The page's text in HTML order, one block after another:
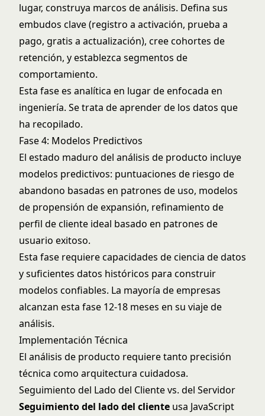
lugar, construya marcos de análisis. Defina sus
embudos clave (registro a activación, prueba a
pago, gratis a actualización), cree cohortes de
retención, y establezca segmentos de
comportamiento.
Esta fase es analítica en lugar de enfocada en
ingeniería. Se trata de aprender de los datos que
ha recopilado.
Fase 4: Modelos Predictivos
El estado maduro del análisis de producto incluye
modelos predictivos: puntuaciones de riesgo de
abandono basadas en patrones de uso, modelos
de propensión de expansión, refinamiento de
perfil de cliente ideal basado en patrones de
usuario exitoso.
Esta fase requiere capacidades de ciencia de datos
y suficientes datos históricos para construir
modelos confiables. La mayoría de empresas
alcanzan esta fase 12-18 meses en su viaje de
análisis.
Implementación Técnica
El análisis de producto requiere tanto precisión
técnica como arquitectura cuidadosa.
Seguimiento del Lado del Cliente vs. del Servidor
Seguimiento del lado del cliente usa JavaScript